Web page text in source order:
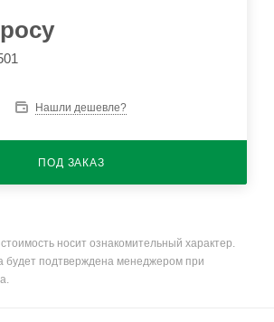
Нашли дешевле?
ПОД ЗАКАЗ
носит ознакомительный характер.
будет подтверждена менеджером при